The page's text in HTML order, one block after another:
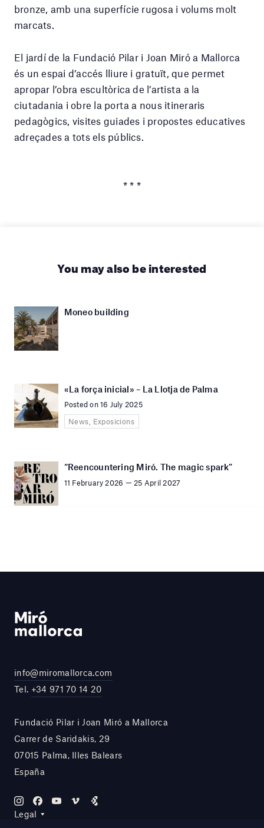
bronze, amb una superfície rugosa i volums molt
marcats.
El jardí de la Fundació Pilar i Joan Miró a Mallorca
és un espai d’accés lliure i gratuït, que permet
apropar l’obra escultòrica de l’artista a la
ciutadania i obre la porta a nous itineraris
pedagògics, visites guiades i propostes educatives
adreçades a tots els públics.
* * *
You may also be interested
Moneo building
«La força inicial» – La Llotja de Palma
Posted on 16 July 2025
News, Exposicions
“Reencountering Miró. The magic spark”
11 February 2026 — 25 April 2027
info@miromallorca.com
Tel. +34 971 70 14 20
Fundació Pilar i Joan Miró a Mallorca
Carrer de Saridakis, 29
07015 Palma, Illes Balears
España
Legal